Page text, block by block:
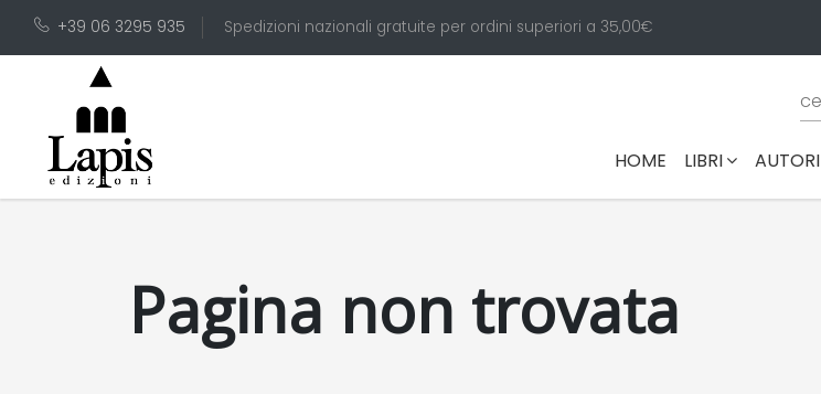
+39 06 3295 935 Spedizioni nazionali gratuite per ordini superiori a 35,00€
HOME (CURRENT)
LIBRI AUTORI
Pagina non trovata